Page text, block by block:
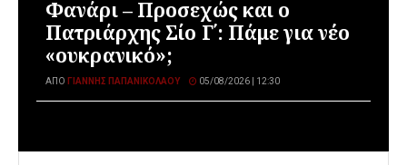
Φανάρι – Προσεχώς και ο
Πατριάρχης Σίο Γ΄: Πάμε για νέο
«ουκρανικό»;
ΑΠΌ ΓΙΆΝΝΗΣ ΠΑΠΑΝΙΚΟΛΆΟΥ 05/08/2026 | 12:30